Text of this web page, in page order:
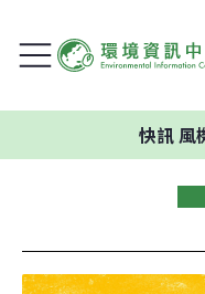
快訊風機離